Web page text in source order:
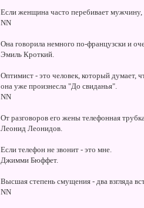
Если женщина часто перебивает
NN
Она говорила немного по-французски и
Эмиль Кроткий.
Оптимист - это человек, который думает,
она уже произнесла "До свиданья".
NN
От разговоров его жены телефонная
Леонид Леонидов.
Если телефон не звонит - это мне.
Джимми Бюффет.
Высшая степень смущения - два взгляда
NN